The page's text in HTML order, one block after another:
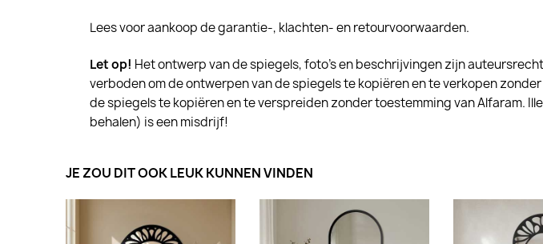
Lees voor aankoop de garantie-, klachten- en retourvoorwaarden.
Let op! Het ontwerp van de spiegels, foto's en beschrijvingen zijn
verboden om de ontwerpen van de spiegels te kopiëren en te verkopen
de spiegels te kopiëren en te verspreiden zonder toestemming van Alfaram.
behalen) is een misdrijf!
JE ZOU DIT OOK LEUK KUNNEN VINDEN